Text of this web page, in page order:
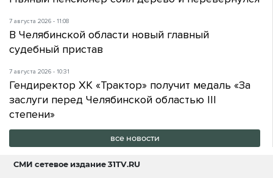
7 августа 2026 - 11:08
В Челябинской области новый главный
судебный пристав
7 августа 2026 - 10:31
Гендиректор ХК «Трактор» получит медаль «За
заслуги перед Челябинской областью III
степени»
все новости
СМИ сетевое издание31TV.RU